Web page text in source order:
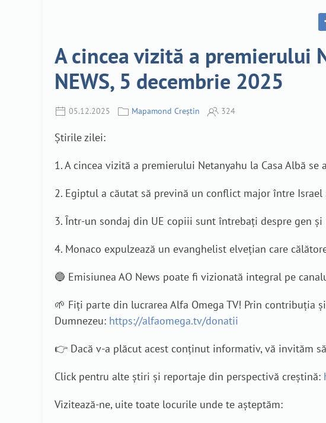
A cincea vizită a premierului
NEWS, 5 decembrie 2025
05.12.2025 Mapamond Creștin 324
Știrile zilei:
1. A cincea vizită a premierului Netanyahu la Casa Albă se
2. Egiptul a căutat să prevină un conflict major între Israel
3. Într-un sondaj din UE copiii sunt întrebați despre gen și
4. Monaco expulzează un evanghelist elvețian care
🔵 Emisiunea AO News poate fi vizionată integral pe
🌱 Fiți parte din lucrarea Alfa Omega TV! Prin
Dumnezeu: https://alfaomega.tv/donatii
👉 Dacă v-a plăcut acest conținut informativ, vă invităm
Click pentru alte știri și reportaje din perspectivă creștină:
Vizitează-ne, uite toate locurile unde te așteptăm: